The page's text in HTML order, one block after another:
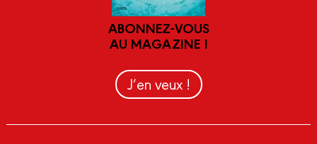
ABONNEZ-VOUS
AU MAGAZINE !
J’en veux !